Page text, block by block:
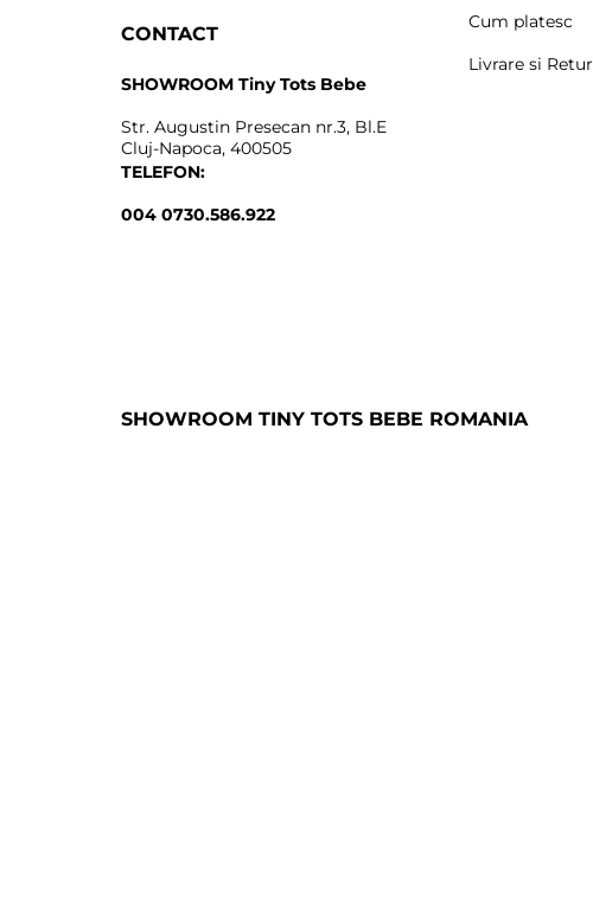
CONTACT
SHOWROOM Tiny Tots Bebe
Str. Augustin Presecan nr.3, Bl.E
Cluj-Napoca, 400505
TELEFON:
004 0730.586.922
Cum platesc
Livrare si Retur
SHOWROOM TINY TOTS BEBE ROMANIA